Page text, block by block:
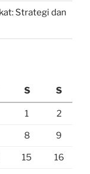
Strategi dan
S S
1 2
8 9
15 16